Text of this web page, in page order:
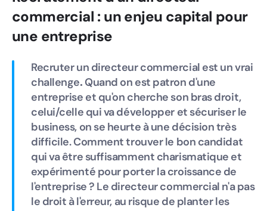
commercial : un enjeu capital pour
une entreprise
Recruter un directeur commercial est un vrai
challenge. Quand on est patron d'une
entreprise et qu'on cherche son bras droit,
celui/celle qui va développer et sécuriser le
business, on se heurte à une décision très
difficile. Comment trouver le bon candidat
qui va être suffisamment charismatique et
expérimenté pour porter la croissance de
l'entreprise ? Le directeur commercial n'a pas
le droit à l'erreur, au risque de planter les